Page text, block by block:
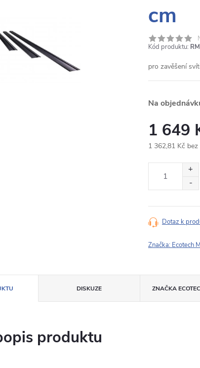
cm
Kód produktu:
pro zavěšení
Na
1 649
1 362,81 Kč bez
Dotaz k
Značka: Ecotech
DISKUZE ZNAČKA
produktu